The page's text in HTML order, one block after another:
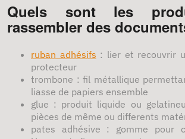
Quels sont les
rassembler des
ruban adhésifs : lier et recouvrir
protecteur
trombone : fil métallique
liasse de papiers ensemble
glue : produit liquide ou
pièces de même ou differents
pates adhésive : gomme pour